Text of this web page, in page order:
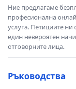
Ние предлагаме
професионална
услуга. Петициите ни
един невероятен
отговорните лица.
Ръководства